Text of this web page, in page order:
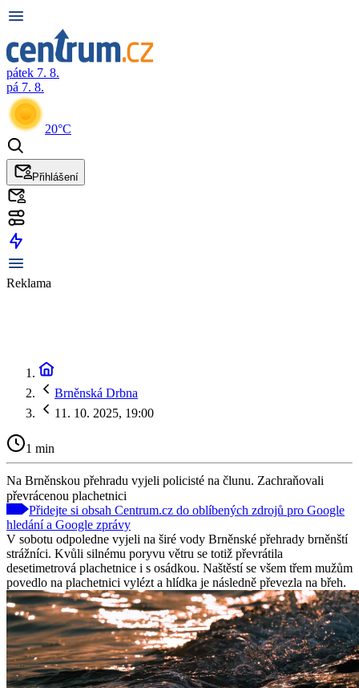
pátek 7. 8.
pá 7. 8.
20°C
Přihlášení
Reklama
Brněnská Drbna
11. 10. 2025, 19:00
1 min
Na Brněnskou přehradu vyjeli policisté na člunu. Zachraňovali
převrácenou plachetnici
Přidejte si obsah Centrum.cz do oblíbených zdrojů pro Google
hledání a Google zprávy
V sobotu odpoledne vyjeli na širé vody Brněnské přehrady brněnští
strážníci. Kvůli silnému poryvu větru se totiž převrátila
desetimetrová plachetnice i s osádkou. Naštěstí se všem třem mužům
povedlo na plachetnici vylézt a hlídka je následně převezla na břeh.